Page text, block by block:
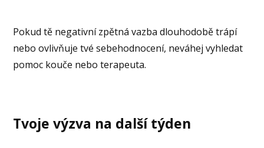
Pokud tě negativní zpětná vazba dlouhodobě trápí
nebo ovlivňuje tvé sebehodnocení, neváhej vyhledat
pomoc kouče nebo terapeuta.
Tvoje výzva na další týden